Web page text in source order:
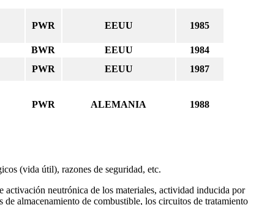
PWR EEUU 1985
BWR EEUU
1984
PWR EEUU 1987
PWR ALEMANIA 1988
(vida útil), razones de seguridad, etc.
neutrónica de los materiales, actividad inducida por
almacenamiento de combustible, los circuitos de tratamiento